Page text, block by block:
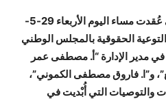
وخُصصت الجلسة الختامية التي عُقدت مساء اليوم الأربعاء 29-5-
والتوعية الحقوقية بالمجلس الوطني
مدير الإدارة “أ. مصطفى عمر
و”ا. فاروق مصطفى الكموني”،
والتوصيات التي أُبْديت في